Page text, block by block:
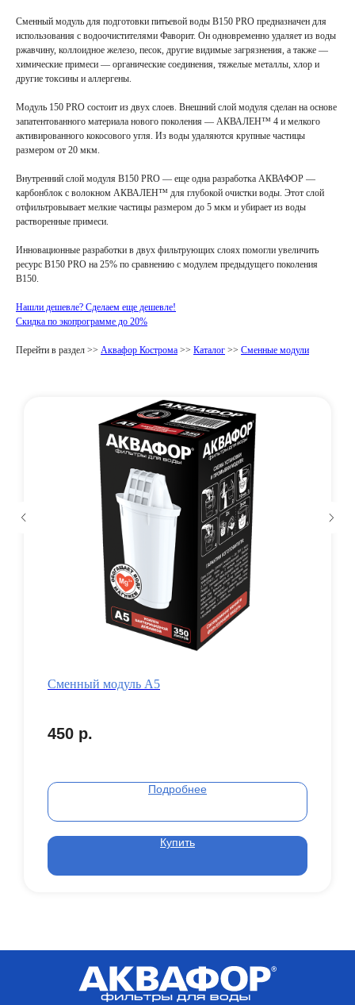
Сменный модуль для подготовки питьевой воды В150 PRO предназначен для
использования с водоочистителями Фаворит. Он одновременно удаляет из воды
ржавчину, коллоидное железо, песок, другие видимые загрязнения, а также —
химические примеси — органические соединения, тяжелые металлы, хлор и
другие токсины и аллергены.
Модуль 150 PRO состоит из двух слоев. Внешний слой модуля сделан на основе
запатентованного материала нового поколения — АКВАЛЕН™ 4 и мелкого
активированного кокосового угля. Из воды удаляются крупные частицы
размером от 20 мкм.
Внутренний слой модуля В150 PRO — еще одна разработка АКВАФОР —
карбонблок с волокном АКВАЛЕН™ для глубокой очистки воды. Этот слой
отфильтровывает мелкие частицы размером до 5 мкм и убирает из воды
растворенные примеси.
Инновационные разработки в двух фильтрующих слоях помогли увеличить
ресурс В150 PRO на 25% по сравнению с модулем предыдущего поколения
В150.
Нашли дешевле? Сделаем еще дешевле!
Скидка по экопрограмме до 20%
Перейти в раздел >> Аквафор Кострома >> Каталог >> Сменные модули
Сменный модуль А5
450 р.
Подробнее
Купить